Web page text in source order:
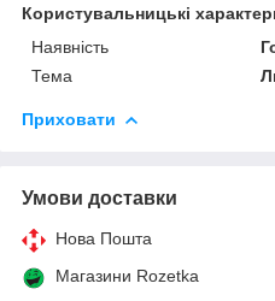
Користувальницькі
Наявність
Тема
Приховати
Умови доставки
Нова Пошта
Магазини Rozetka